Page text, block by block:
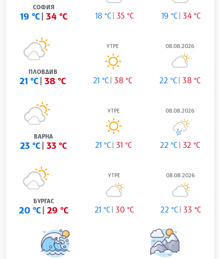
СОФИЯ
19 °C 34 °C 18 °C 35 °C 19 °C 34 °C
ПЛОВДИВ
21 °C 38 °C
УТРЕ
21 °C 38 °C
08.08.2026
22 °C 38 °C
ВАРНА
23 °C 33 °C
УТРЕ
21 °C 31 °C
08.08.2026
22 °C 32 °C
БУРГАС
20 °C 29 °C
УТРЕ
21 °C 30 °C
08.08.2026
22 °C 33 °C